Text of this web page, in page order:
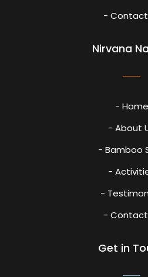
-
Nirvana
- Home
- About
- Bamboo
-
-
-
Get in